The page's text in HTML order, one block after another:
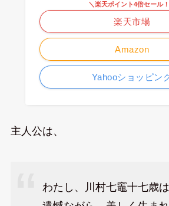
Amazon
＼楽天ポイント4倍セール
楽天市場
Yahooショッピン
主人公は、
わたし、川村七竈十七歳